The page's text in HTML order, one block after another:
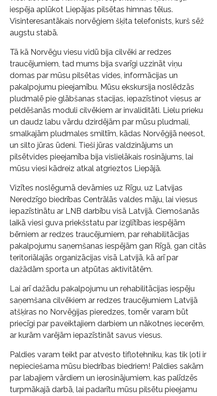
iespēja aplūkot Liepājas pilsētas himnas tēlus.
Visinteresantākais norvēģiem šķita telefonists, kurš sēž
augstu stabā.
Tā kā Norvēģu viesu vidū bija cilvēki ar redzes
traucējumiem, tad mums bija svarīgi uzzināt viņu
domas par mūsu pilsētas vides, informācijas un
pakalpojumu pieejamību. Mūsu ekskursija noslēdzās
pludmalē pie glābšanas stacijas, iepazīstinot viesus ar
peldēšanās moduli cilvēkiem ar invaliditāti. Lielu prieku
un daudz labu vārdu dzirdējām par mūsu pludmali,
smalkajām pludmales smiltīm, kādas Norvēģijā neesot,
un silto jūras ūdeni. Tieši jūras valdzinājums un
pilsētvides pieejamība bija vislielākais rosinājums, lai
mūsu viesi kādreiz atkal atgrieztos Liepājā.
Vizītes noslēgumā devāmies uz Rīgu, uz Latvijas
Neredzīgo biedrības Centrālās valdes māju, lai viesus
iepazīstinātu ar LNB darbību visā Latvijā. Ciemošanās
laikā viesi guva priekšstatu par izglītības iespējām
bērniem ar redzes traucējumiem, par rehabilitācijas
pakalpojumu saņemšanas iespējām gan Rīgā, gan citās
teritoriālajās organizācijas visā Latvijā, kā arī par
dažādām sporta un atpūtas aktivitātēm.
Lai arī dažādu pakalpojumu un rehabilitācijas iespēju
saņemšana cilvēkiem ar redzes traucējumiem Latvijā
atšķiras no Norvēģijas pieredzes, tomēr varam būt
priecīgi par paveiktajiem darbiem un nākotnes iecerēm,
ar kurām varējām iepazīstināt savus viesus.
Paldies varam teikt par atvesto tiflotehniku, kas tik ļoti ir
nepieciešama mūsu biedrības biedriem! Paldies sakām
par labajiem vārdiem un ierosinājumiem, kas palīdzēs
turpmākajā darbā, lai padarītu mūsu pilsētu pieejamu